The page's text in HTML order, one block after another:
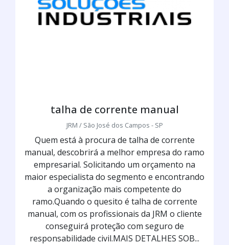
talha de corrente manual
JRM / São José dos Campos - SP
Quem está à procura de talha de corrente
manual, descobrirá a melhor empresa do ramo
empresarial. Solicitando um orçamento na
maior especialista do segmento e encontrando
a organização mais competente do
ramo.Quando o quesito é talha de corrente
manual, com os profissionais da JRM o cliente
conseguirá proteção com seguro de
responsabilidade civil.MAIS DETALHES SOB...